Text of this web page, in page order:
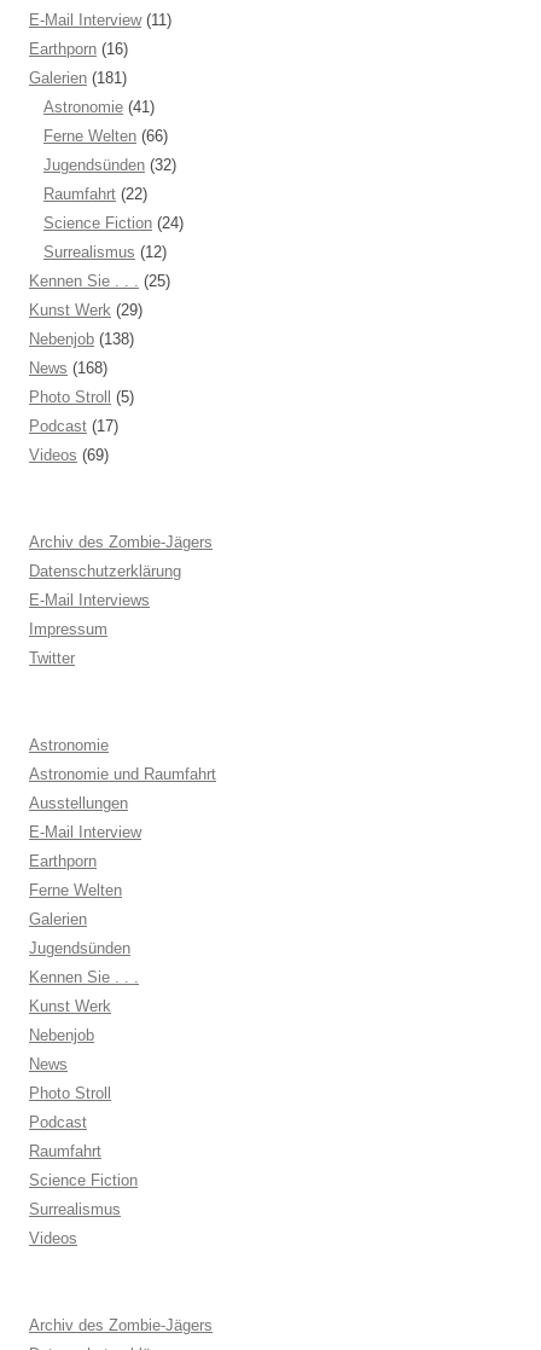
E-Mail Interview(11)
Earthporn (16)
Galerien (181)
Astronomie (41)
Ferne Welten (66)
Jugendsünden (32)
Raumfahrt (22)
Science Fiction (24)
Surrealismus (12)
Kennen Sie . . . (25)
Kunst Werk (29)
Nebenjob (138)
News (168)
Photo Stroll
(5)
Podcast (17)
Videos (69)
Archiv des Zombie-Jägers
Datenschutzerklärung
E-Mail Interviews
Impressum
Twitter
Astronomie
Astronomie und Raumfahrt
Ausstellungen
E-Mail Interview
Earthporn
Ferne Welten
Galerien
Jugendsünden
Kennen Sie . . .
Kunst Werk
Nebenjob
News
Photo Stroll
Podcast
Raumfahrt
Science Fiction
Surrealismus
Videos
Archiv des Zombie-Jägers